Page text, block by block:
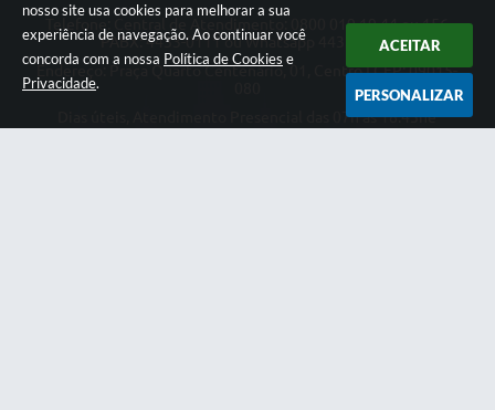
nosso site usa cookies para melhorar a sua
experiência de navegação. Ao continuar você
concorda com a nossa Política de Cookies e
Privacidade.
ACEITAR
PERSONALIZAR
Telefone: Central de Atendimento: 0800 019 19 44 ou 156
PABX: 4433-0111 ou Whatsapp 4433-0123
Endereço: Praça Quarto Centenário, 01, Centro | CEP: 09015-
Dias úteis, Atendimento Presencial das 07h as 18:45he